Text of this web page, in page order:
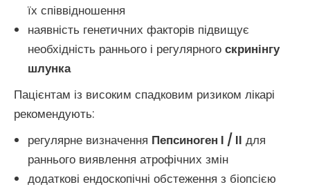
їх співвідношення
наявність генетичних факторів підвищує
необхідність раннього і регулярного скринінгу
шлунка
Пацієнтам із високим спадковим ризиком лікарі
рекомендують:
регулярне визначення Пепсиноген I / II для
раннього виявлення атрофічних змін
додаткові ендоскопічні обстеження з біопсією